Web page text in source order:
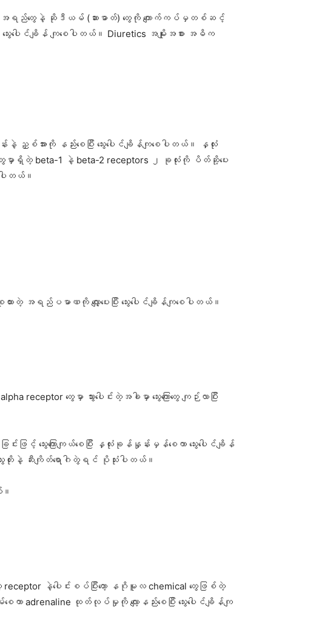
ျှံနေတဲ့ အရည်တွေနဲ့ ဆိုဒီယမ် (ဆားဓာတ်) တွေကို ကျောက်ကပ်မှတစ်ဆင့်
ေးပေါင်ချိန် ကျစေပါတယ်။ Diuretics အမျိုးအစား အဓိက
းနဲ့ ညှစ်အားကို နည်းစေပြီး သွေးပေါင်ချိန်ကျစေပါတယ်။ နှလုံး
ေမှာရှိတဲ့ beta-1 နဲ့ beta-2 receptors ၂ ခုလုံးကို ပိတ်ဆို့ပေး
ပါတယ်။
အရည်ပမာဏကို လျှော့ပေးပြီး သွေးပေါင်ချိန်ကျစေပါတယ်။
တွေမှာ သွားပေါင်းတဲ့အခါမှာ သွေးကြောတွေ ကျဉ်းလာပြီး
းဖြင့် သွေးကြောကျယ်စေပြီး နှလုံးခုန်နှုန်းမှန်စေကာ သွေးပေါင်ချိန်
တိုးနဲ့ ဆီးကျိတ်ရောဂါတွဲရင် ပိုသုံးပါတယ်။
။
နဲ့ပေါင်းစပ်ပြီးတော့ နဂိုမူလ chemical တွေဖြစ်တဲ့
adrenaline ထုတ်လုပ်မှုကို လျော့နည်းစေပြီး သွေးပေါင်ချိန်ကျ